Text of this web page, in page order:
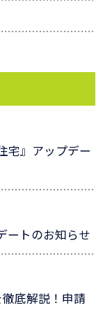
宅』アップデー
ートのお知らせ
徹底解説！申請